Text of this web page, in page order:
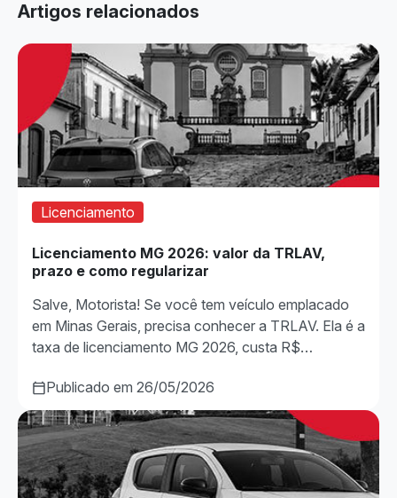
Artigos relacionados
Licenciamento
Licenciamento MG 2026: valor da TRLAV,
prazo e como regularizar
Salve, Motorista! Se você tem veículo emplacado
em Minas Gerais, precisa conhecer a TRLAV. Ela é a
taxa de licenciamento MG 2026, custa R$…
Publicado em 26/05/2026